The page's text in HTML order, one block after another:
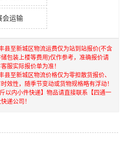
会运输
县至新城区物流运费仅为站到站报价(不含
包装上楼等费用)仅作参考，准确报价请
服实际报价单为准！
县至新城区物流价格仅为零担散货报价、
效性，随季节变动或货物规格略有浮动！
以内小件快递】物品请直接联系【四通一
递公司！